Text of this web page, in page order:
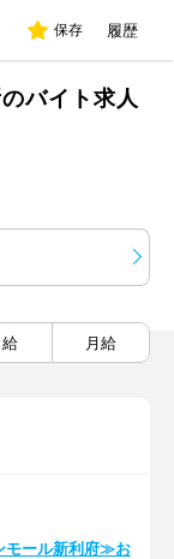
保存 履歴
バイト求人
給 月給
モール新利府≫お